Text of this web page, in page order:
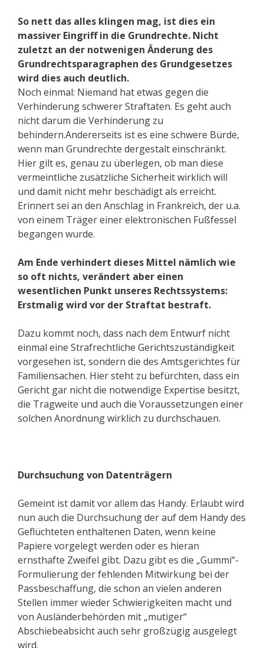
So nett das alles klingen mag, ist dies ein
massiver Eingriff in die Grundrechte. Nicht
zuletzt an der notwenigen Änderung des
Grundrechtsparagraphen des Grundgesetzes
wird dies auch deutlich.
Noch einmal: Niemand hat etwas gegen die
Verhinderung schwerer Straftaten. Es geht auch
nicht darum die Verhinderung zu
behindern.Andererseits ist es eine schwere Bürde,
wenn man Grundrechte dergestalt einschränkt.
Hier gilt es, genau zu überlegen, ob man diese
vermeintliche zusätzliche Sicherheit wirklich will
und damit nicht mehr beschädigt als erreicht.
Erinnert sei an den Anschlag in Frankreich, der u.a.
von einem Träger einer elektronischen Fußfessel
begangen wurde.
Am Ende verhindert dieses Mittel nämlich wie
so oft nichts, verändert aber einen
wesentlichen Punkt unseres Rechtssystems:
Erstmalig wird vor der Straftat bestraft.
Dazu kommt noch, dass nach dem Entwurf nicht
einmal eine Strafrechtliche Gerichtszuständigkeit
vorgesehen ist, sondern die des Amtsgerichtes für
Familiensachen. Hier steht zu befürchten, dass ein
Gericht gar nicht die notwendige Expertise besitzt,
die Tragweite und auch die Voraussetzungen einer
solchen Anordnung wirklich zu durchschauen.
Durchsuchung von Datenträgern
Gemeint ist damit vor allem das Handy. Erlaubt wird
nun auch die Durchsuchung der auf dem Handy des
Geflüchteten enthaltenen Daten, wenn keine
Papiere vorgelegt werden oder es hieran
ernsthafte Zweifel gibt. Dazu gibt es die „Gummi“-
Formulierung der fehlenden Mitwirkung bei der
Passbeschaffung, die schon an vielen anderen
Stellen immer wieder Schwierigkeiten macht und
von Ausländerbehörden mit „mutiger“
Abschiebeabsicht auch sehr großzügig ausgelegt
wird.